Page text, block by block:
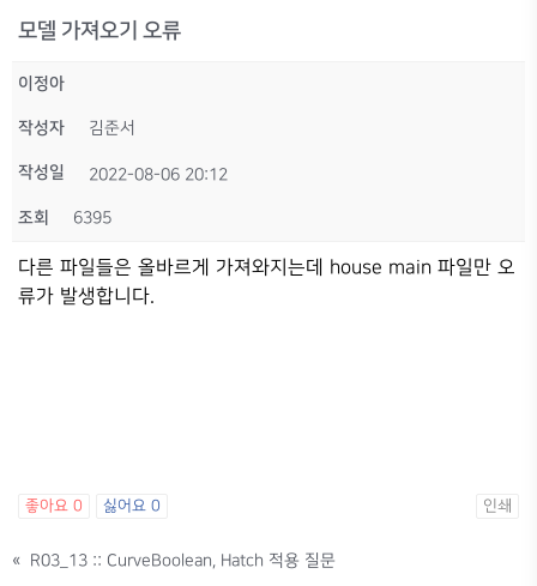
모델 가져오기 오류
이정아
작성자 김준서
작성일 2022-08-06 20:12
조회 6395
다른 파일들은 올바르게 가져와지는데 house main 파일만 오
류가 발생합니다.
좋아요 0 싫어요 0 인쇄
« R03_13 :: CurveBoolean, Hatch 적용 질문